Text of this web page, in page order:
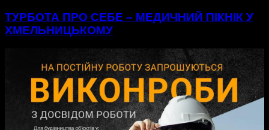
ТУРБОТА ПРО СЕБЕ – МЕДИЧНИЙ ПІКНІК У
ХМЕЛЬНИЦЬКОМУ